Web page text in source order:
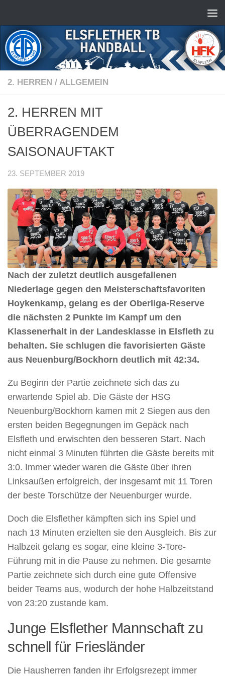
2. HERREN / ALLGEMEIN
2. HERREN MIT
ÜBERRAGENDEM
SAISONAUFTAKT
23. SEPTEMBER 2019
Nach der zuletzt deutlich ausgefallenen
Niederlage gegen den Meisterschaftsfavoriten
Hoykenkamp, gelang es der Oberliga-Reserve
die nächsten 2 Punkte im Kampf um den
Klassenerhalt in der Landesklasse in Elsfleth zu
behalten. Sie schlugen die favorisierten Gäste
aus Neuenburg/Bockhorn deutlich mit 42:34.
Zu Beginn der Partie zeichnete sich das zu
erwartende Spiel ab. Die Gäste der HSG
Neuenburg/Bockhorn kamen mit 2 Siegen aus den
ersten beiden Begegnungen im Gepäck nach
Elsfleth und erwischten den besseren Start. Nach
nicht einmal 3 Minuten führten die Gäste bereits mit
3:0. Immer wieder waren die Gäste über ihren
Linksaußen erfolgreich, der insgesamt mit 11 Toren
der beste Torschütze der Neuenburger wurde.
Doch die Elsflether kämpften sich ins Spiel und
nach 13 Minuten erzielten sie den Ausgleich. Bis zur
Halbzeit gelang es sogar, eine kleine 3-Tore-
Führung mit in die Pause zu nehmen. Die gesamte
Partie zeichnete sich durch eine gute Offensive
beider Teams aus, wodurch der hohe Halbzeitstand
von 23:20 zustande kam.
Junge Elsflether Mannschaft zu
schnell für Friesländer
Die Hausherren fanden ihr Erfolgsrezept immer